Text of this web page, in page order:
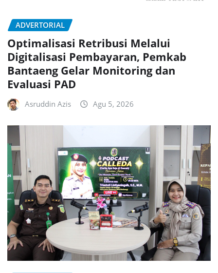
ADVERTORIAL
Optimalisasi Retribusi Melalui
Digitalisasi Pembayaran, Pemkab
Bantaeng Gelar Monitoring dan
Evaluasi PAD
Asruddin Azis Agu 5, 2026